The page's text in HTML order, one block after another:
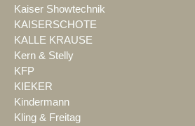
Kaiser Showtechnik
KAISERSCHOTE
KALLE KRAUSE
Kern & Stelly
KFP
KIEKER
Kindermann
Kling & Freitag